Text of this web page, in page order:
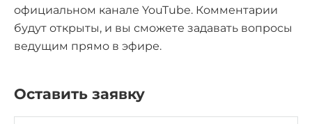
официальном канале YouTube. Комментарии
будут открыты, и вы сможете задавать вопросы
ведущим прямо в эфире.
Оставить заявку